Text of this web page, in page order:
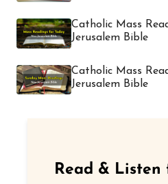
Catholic Mass
Jerusalem Bible
Catholic Mass
Jerusalem Bible
Read & Listen